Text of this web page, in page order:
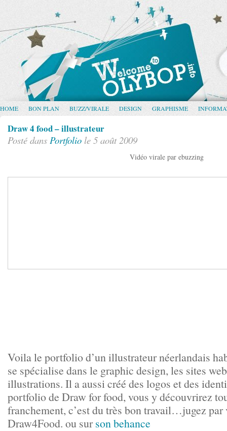
HOME BON PLAN BUZZ/VIRALE DESIGN GRAPHISME
Draw 4 food – illustrateur
Posté dans Portfolio le 5 août 2009
Vidéo virale par ebuzzing
Voila le portfolio d’un illustrateur néerlandais
se spécialise dans le graphic design, les sites
illustrations. Il a aussi créé des logos et des
portfolio de Draw for food, vous y découvrirez
franchement, c’est du très bon travail…jugez par
Draw4Food. ou surson behance